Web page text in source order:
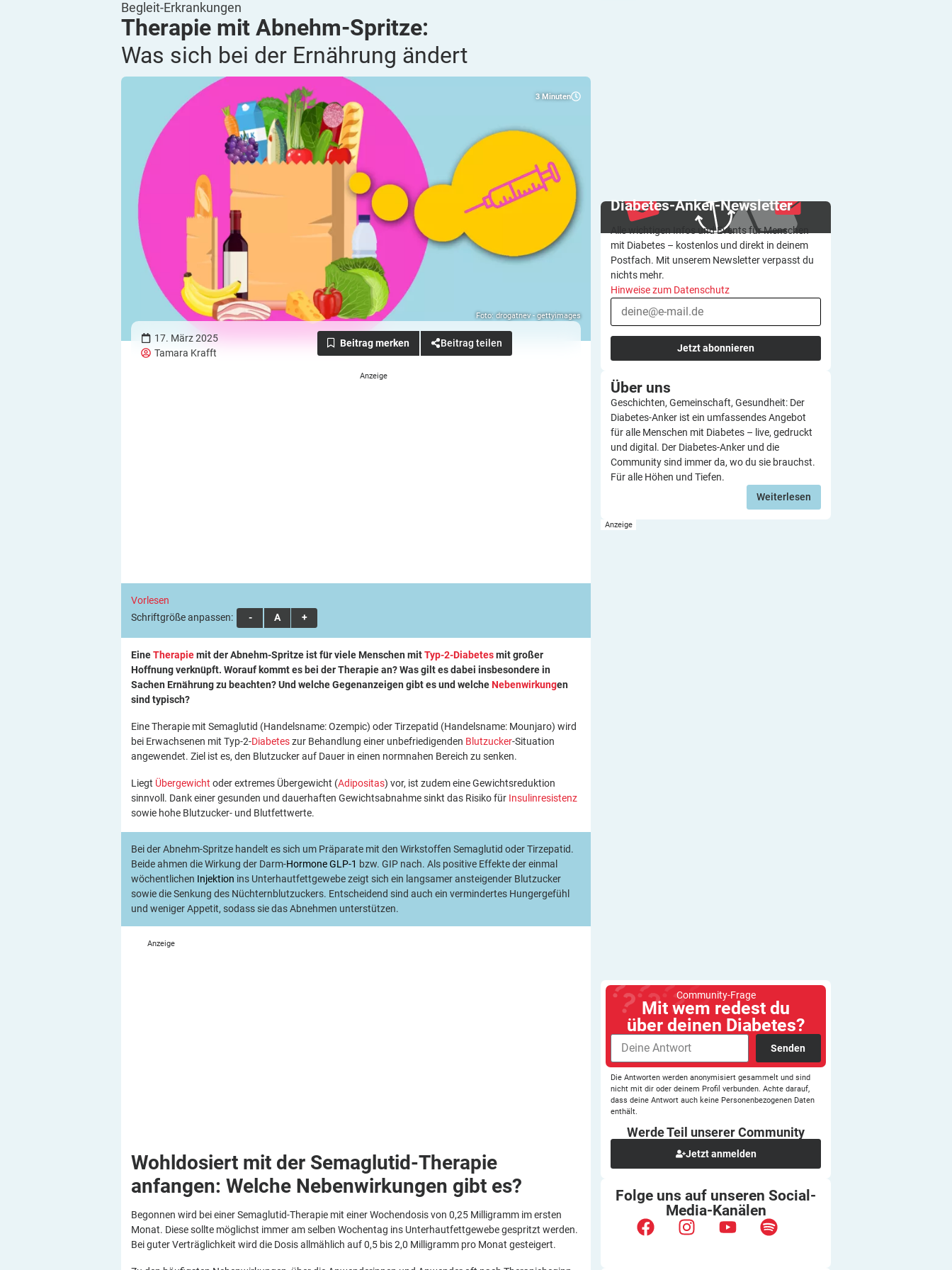
Begleit-Erkrankungen
Therapie mit Abnehm-Spritze:
Was sich bei der Ernährung ändert
3 Minuten
Foto: drogatnev - gettyimages
17. März 2025
Tamara Krafft
Beitrag teilen
Vorlesen
Schriftgröße anpassen:
A A A
EineTherapiemit der Abnehm-Spritze ist für viele Menschen mitTyp-2-Diabetesmit großer
Hoffnung verknüpft. Worauf kommt es bei der Therapie an? Was gilt es dabei insbesondere in
Sachen Ernährung zu beachten? Und welche Gegenanzeigen gibt es und welcheNebenwirkungen
sind typisch?
Eine Therapie mit Semaglutid (Handelsname: Ozempic) oder Tirzepatid (Handelsname: Mounjaro) wird
bei Erwachsenen mit Typ-2-Diabeteszur Behandlung einer unbefriedigenden Blutzucker-Situation
angewendet. Ziel ist es, den Blutzucker auf Dauer in einen normnahen Bereich zu senken.
Liegt Übergewicht oder extremes Übergewicht (Adipositas) vor, ist zudem eine Gewichtsreduktion
sinnvoll. Dank einer gesunden und dauerhaften Gewichtsabnahme sinkt das Risiko für Insulinresistenz
sowie hohe Blutzucker- und Blutfettwerte.
Bei der Abnehm-Spritze handelt es sich um Präparate mit den Wirkstoffen Semaglutid oder Tirzepatid.
Beide ahmen die Wirkung der Darm-HormoneGLP-1 bzw. GIP nach. Als positive Effekte der einmal
wöchentlichen Injektion ins Unterhautfettgewebe zeigt sich ein langsamer ansteigender Blutzucker
sowie die Senkung des Nüchternblutzuckers. Entscheidend sind auch ein vermindertes Hungergefühl
und weniger Appetit, sodass sie das Abnehmen unterstützen.
Wohldosiert mit der Semaglutid-Therapie
anfangen: Welche Nebenwirkungen gibt es?
Begonnen wird bei einer Semaglutid-Therapie mit einer Wochendosis von 0,25 Milligramm im ersten
Monat. Diese sollte möglichst immer am selben Wochentag ins Unterhautfettgewebe gespritzt werden.
Bei guter Verträglichkeit wird die Dosis allmählich auf 0,5 bis 2,0 Milligramm pro Monat gesteigert.
Diabetes-Anker-Newsletter
Alle wichtigen Infos und Events für Menschen
mit Diabetes – kostenlos und direkt in deinem
Postfach. Mit unserem Newsletter verpasst du
nichts mehr.
Hinweise zum Datenschutz
Jetzt abonnieren
Über uns
Geschichten, Gemeinschaft, Gesundheit: Der
Diabetes-Anker ist ein umfassendes Angebot
für alle Menschen mit Diabetes – live, gedruckt
und digital. Der Diabetes-Anker und die
Community sind immer da, wo du sie brauchst.
Für alle Höhen und Tiefen.
Weiterlesen
Community-Frage
Mit wem redest du
über deinen Diabetes?
Senden
Die Antworten werden anonymisiert gesammelt und sind
nicht mit dir oder deinem Profil verbunden. Achte darauf,
dass deine Antwort auch keine Personenbezogenen Daten
enthält.
Werde Teil unsererCommunity
Jetzt anmelden
Folge uns auf unserenSocial-
Media-Kanälen